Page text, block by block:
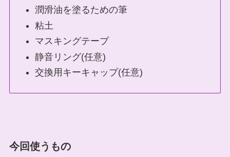
潤滑油を塗るための筆
粘土
マスキングテープ
静音リング(任意)
交換用キーキャップ(任意)
今回使うもの